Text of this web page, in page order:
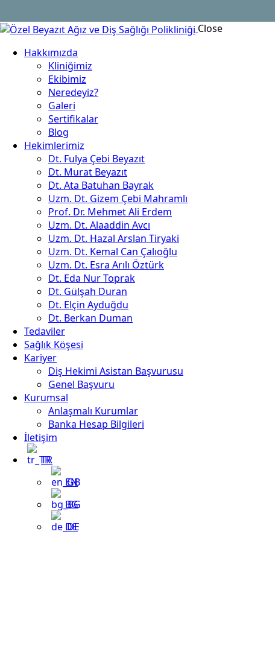
Close
Hakkımızda
Kliniğimiz
Ekibimiz
Neredeyiz?
Galeri
Sertifikalar
Blog
Hekimlerimiz
Dt. Fulya Çebi Beyazıt
Dt. Murat Beyazıt
Dt. Ata Batuhan Bayrak
Uzm. Dt. Gizem Çebi Mahramlı
Prof. Dr. Mehmet Ali Erdem
Uzm. Dt. Alaaddin Avcı
Uzm. Dt. Hazal Arslan Tiryaki
Uzm. Dt. Kemal Can Çalıoğlu
Uzm. Dt. Esra Arılı Öztürk
Dt. Eda Nur Toprak
Dt. Gülşah Duran
Dt. Elçin Ayduğdu
Dt. Berkan Duman
Tedaviler
Sağlık Köşesi
Kariyer
Diş Hekimi Asistan Başvurusu
Genel Başvuru
Kurumsal
Anlaşmalı Kurumlar
Banka Hesap Bilgileri
İletişim
TR
EN
BG
DE